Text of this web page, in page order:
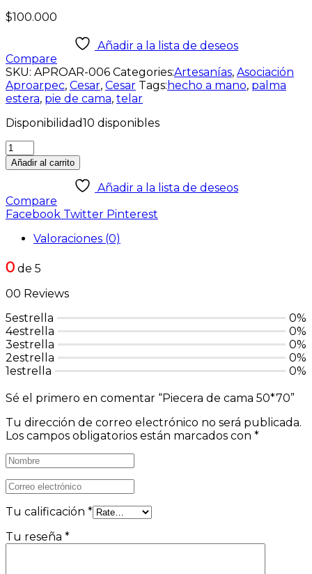
$100.000
Añadir a la lista de deseos
Compare
SKU: APROAR-006 Categories:Artesanías, Asociación
Aproarpec, Cesar, Cesar Tags: hecho a mano, palma
estera, pie de cama, telar
Disponibilidad10 disponibles
Añadir al carrito
Añadir a la lista de deseos
Compare
Facebook Twitter Pinterest
Valoraciones (0)
0 de 5
00 Reviews
5estrella
0%
4estrella
0%
3estrella
0%
2estrella
0%
1estrella
0%
Sé el primero en comentar “Piecera de cama 50*70”
Tu dirección de correo electrónico no será publicada.
Los campos obligatorios están marcados con *
Tu calificación *
Tu reseña *